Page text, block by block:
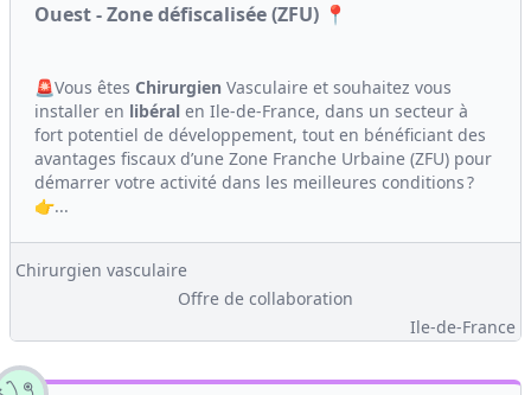
Ouest - Zone défiscalisée (ZFU) 📍
🚨Vous êtes Chirurgien Vasculaire et souhaitez vous
installer en libéral en Ile-de-France, dans un secteur à
fort potentiel de développement, tout en bénéficiant des
avantages fiscaux d’une Zone Franche Urbaine (ZFU) pour
démarrer votre activité dans les meilleures conditions ?
👉...
Chirurgien vasculaire
Offre de collaboration
Ile-de-France